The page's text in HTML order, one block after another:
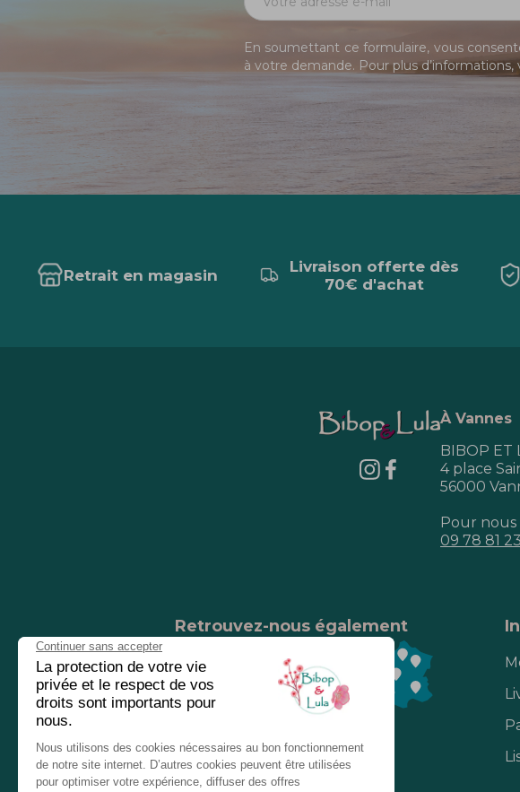
En soumettant ce formulaire, vous
à votre demande. Pour plus
Retrait en magasin
Livraison offerte dès
70€ d'achat
À Vannes
BIBOP ET
4 place
56000
Pour nous
09 78 81
Retrouvez-nous également
Nos magasins
Chez nos revendeurs